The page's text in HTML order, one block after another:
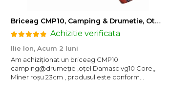
Briceag CMP10, Camping & Drumetie, Otel Damasc VG10 Core, Maner Albastru, 23 cm
Achizitie verificata
Ilie Ion, Acum 2 luni
Am achiziționat un briceag CMP10
camping@drumeție ,oțel Damasc vg10 Core,,
Mîner roșu 23cm , produsul este conform